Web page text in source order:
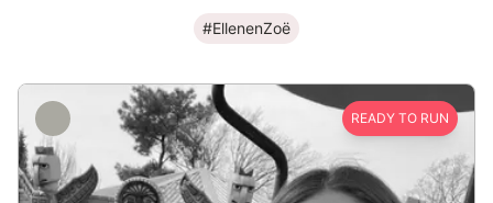
#EllenenZoë
READY TO RUN